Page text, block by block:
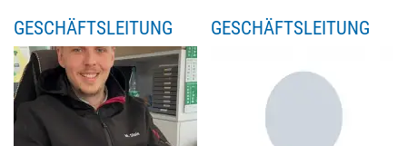
GESCHÄFTSLEITUNG GESCHÄFTSLEITUNG